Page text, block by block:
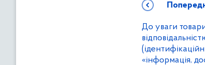
До уваги
«інформація,